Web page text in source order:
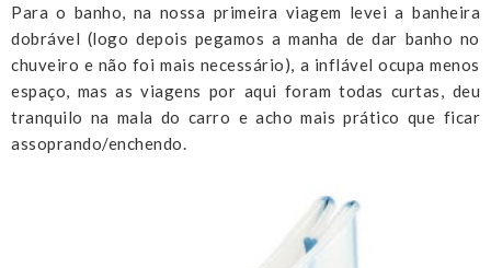
Para o banho, na nossa primeira viagem levei a banheira
dobrável (logo depois pegamos a manha de dar banho no
chuveiro e não foi mais necessário), a inflável ocupa menos
espaço, mas as viagens por aqui foram todas curtas, deu
tranquilo na mala do carro e acho mais prático que ficar
assoprando/enchendo.